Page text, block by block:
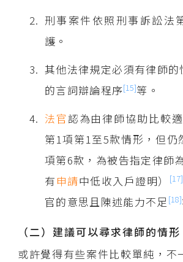
刑事案件依照刑事訴訟法
護。
其他法律規定必須有律師的
的言詞辯論程序[15]等。
法官 認為由律師協助比較
第1項第1至5款情形，但
項第6款，為被告指定律師
有 申請中低收入戶證明） [17]
官的意思且陳述能力不足 [18]
（二）建議可以尋求律師的情形
或許覺得有些案件比較單純，